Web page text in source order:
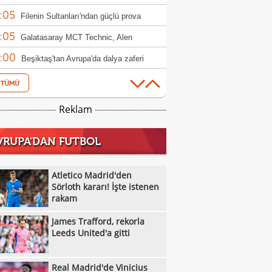
Filenin Sultanları'ndan güçlü prova
Galatasaray MCT Technic, Alen
kadrosuna kattı
Beşiktaş'tan Avrupa'da dalya zaferi
Beşiktaş Kadın Futbol Takımı, üç golle
Emirhan Topçu: "Topun oraya geleceğini
Beşiktaş'ta inanılmaz rakam: Alexander
Galatasaray'dan suç duyurusu
James Trafford, rekorla Leeds United'a
Kassoum Ouattara, 6 dakikada kırmızı
gördü!Aleksey Batrakov için Galatasaray
Reklam
FUTBOL
Atletico Madrid'den
Sörloth kararı! İşte istenen
rakam
James Trafford, rekorla
Leeds United'a gitti
Real Madrid'de Vinicius